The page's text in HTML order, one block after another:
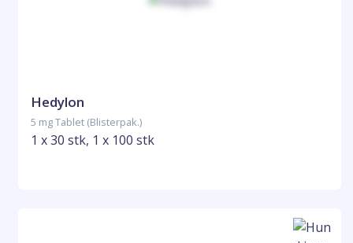
Hedylon
5 mg Tablet (Blisterpak.)
1 x 30 stk, 1 x 100 stk